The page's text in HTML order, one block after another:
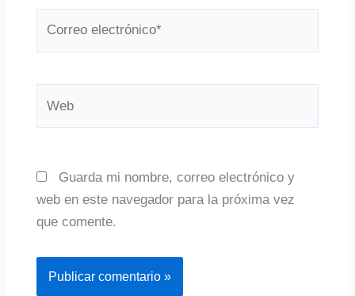
Guarda mi nombre, correo electrónico y
web en este navegador para la próxima vez
que comente.